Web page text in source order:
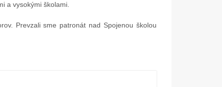
a vysokými školami.
Prevzali sme patronát nad Spojenou školou